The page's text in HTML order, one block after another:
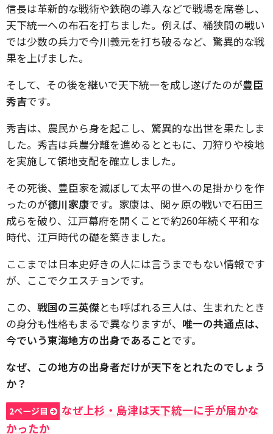
信長は革新的な戦術や鉄砲の導入などで戦場を席巻し、
天下統一への布石を打ちました。例えば、桶狭間の戦い
では少数の兵力で今川義元を打ち破るなど、驚異的な戦
果を上げました。
そして、その後を継いで天下統一を成し遂げたのが豊臣
秀吉です。
秀吉は、農民から身を起こし、驚異的な出世を果たしま
した。秀吉は兵農分離を進めるとともに、刀狩りや検地
を実施して領地支配を確立しました。
その死後、豊臣家を滅ぼして太平の世への足掛かりを作
ったのが徳川家康です。家康は、関ヶ原の戦いで石田三
成らを破り、江戸幕府を開くことで約260年続く平和な
時代、江戸時代の礎を築きました。
ここまでは日本史好きの人には言うまでもない情報です
が、ここでクエスチョンです。
この、 戦国の三英傑とも呼ばれる三人は、生まれたとき
の身分も性格もまるで異なりますが、 唯一の共通点は、
今でいう東海地方の出身であることです。
なぜ、この地方の出身者だけが天下をとれたのでしょう
か？
2ページ目
なぜ上杉・島津は天下統一に手が届かな
かったか